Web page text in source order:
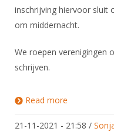
inschrijving hiervoor sluit
om middernacht.
We roepen verenigingen
schrijven.
Read more
21-11-2021 - 21:58 /